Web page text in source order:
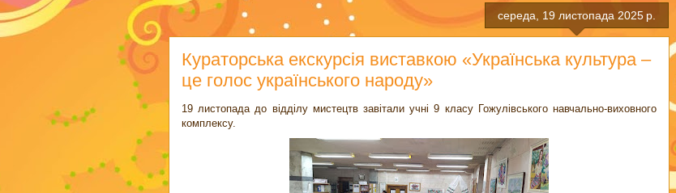
середа, 19 листопада 2025 р.
Кураторська екскурсія виставкою «Українська культура –
це голос українського народу»
19 листопада до відділу мистецтв завітали учні 9 класу Гожулівського навчально-виховного
комплексу.